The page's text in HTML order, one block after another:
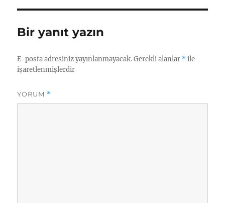
Bir yanıt yazın
E-posta adresiniz yayınlanmayacak. Gerekli alanlar *ile
işaretlenmişlerdir
YORUM *